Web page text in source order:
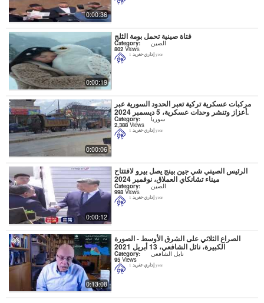
0:00:36
0:00:19
فتاة صينية تحمل بومة الثلج
Category: الصين
802 Views
إداري-تغريد 1 year
0:00:06
مركبات عسكرية تركية تعبر الحدود السورية عبر
أعزاز وتنشر وحدات عسكرية، 5 ديسمبر 2024.
Category: سوريا
2,388Views
إداري-تغريد 1 year
0:00:12
الرئيس الصيني شي جين بينج يصل بيرو لافتتاح
ميناء تشانكاي العملاق، نوفمبر 2024
Category: الصين
998 Views
إداري-تغريد 1 year
0:13:08
الصراع الثلاثي على الشرق الأوسط - الصورة
الكبيرة، نائل الشافعي، 13 أبريل 2021
Category: نايل الشافعي
95 Views
إداري-تغريد 1 year